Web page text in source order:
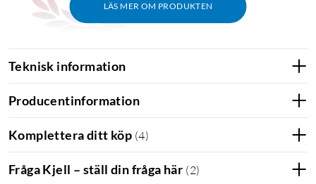
LÄS MER OM PRODUKTEN
PC för alla: "Att få senaste tekniken brukar ofta vara dyrt, men inte
här. Här får du trippelbands-wifi och wifi 6e-stöd utan att behöva
betala överpriser.
Deco XE75
fyra högpresterande antenner med beamforming för en
Teknisk information
Producentinformation
Komplettera ditt köp (4)
Fråga Kjell – ställ din fråga här (2)